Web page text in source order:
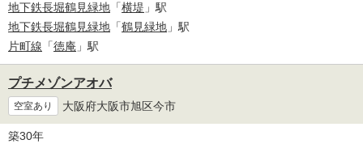
地下鉄長堀鶴見緑地 「横堤 」駅
地下鉄長堀鶴見緑地 「鶴見緑地 」駅
片町線 「徳庵 」駅
プチメゾンアオバ
空室あり 大阪府大阪市旭区今市
築30年